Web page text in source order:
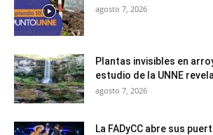
agosto 7, 2026
Plantas invisibles en
estudio de la UNNE
agosto 7, 2026
La FADyCC abre sus